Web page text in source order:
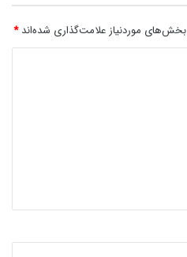
بخش‌های موردنیاز علامت‌گذاری شده‌اند*